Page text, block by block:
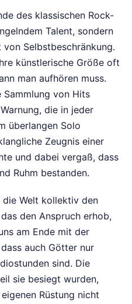
des klassischen Rock-
Talent, sondern
Selbstbeschränkung.
künstlerische Größe oft
man aufhören muss.
Sammlung von Hits
die in jeder
überlangen Solo
Zeugnis einer
und dabei vergaß, dass
Ruhm bestanden.
die Welt kollektiv den
den Anspruch erhob,
am Ende mit der
auch Götter nur
sind. Die
sie besiegt wurden,
Rüstung nicht